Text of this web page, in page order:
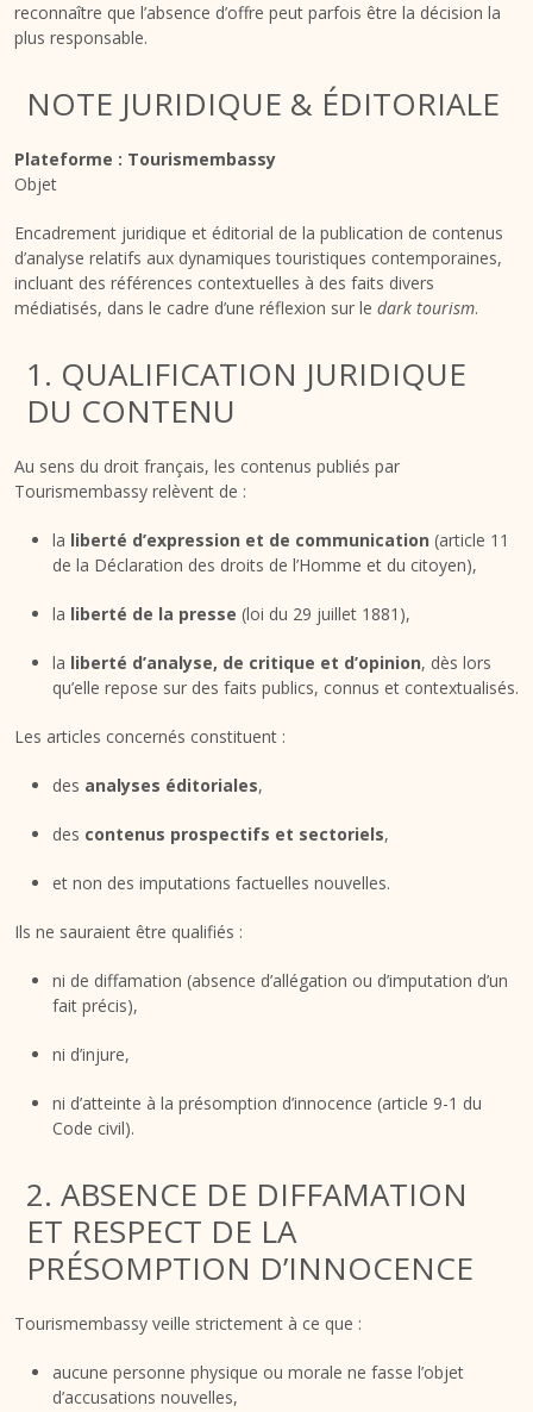
reconnaître que l’absence d’offre peut parfois être la décision la
plus responsable.
NOTE JURIDIQUE & ÉDITORIALE
Plateforme : Tourismembassy
Objet
Encadrement juridique et éditorial de la publication de contenus
d’analyse relatifs aux dynamiques touristiques contemporaines,
incluant des références contextuelles à des faits divers
médiatisés, dans le cadre d’une réflexion sur le dark tourism.
1. QUALIFICATION JURIDIQUE
DU CONTENU
Au sens du droit français, les contenus publiés par
Tourismembassy relèvent de :
la liberté d’expression et de communication (article 11
de la Déclaration des droits de l’Homme et du citoyen),
la liberté de la presse (loi du 29 juillet 1881),
la liberté d’analyse, de critique et d’opinion, dès lors
qu’elle repose sur des faits publics, connus et contextualisés.
Les articles concernés constituent :
des analyses éditoriales,
des contenus prospectifs et sectoriels,
et non des imputations factuelles nouvelles.
Ils ne sauraient être qualifiés :
ni de diffamation (absence d’allégation ou d’imputation d’un
fait précis),
ni d’injure,
ni d’atteinte à la présomption d’innocence (article 9-1 du
Code civil).
2. ABSENCE DE DIFFAMATION
ET RESPECT DE LA
PRÉSOMPTION D’INNOCENCE
Tourismembassy veille strictement à ce que :
aucune personne physique ou morale ne fasse l’objet
d’accusations nouvelles,